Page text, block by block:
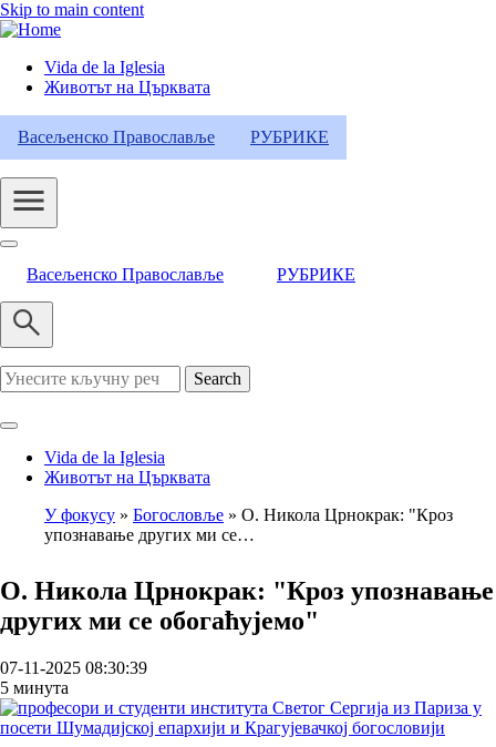
Skip to main content
Header
Category
Menu
Vida de la Iglesia
Животът на Църквата
Васељенско Православље РУБРИКЕ
Васељенско Православље РУБРИКЕ
Search
Vida de la Iglesia
Животът на Църквата
Breadcrumb
У фокусу Богословље
О. Никола Црнокрак: "Кроз
упознавање других ми се…
О. Никола Црнокрак: "Кроз упознавање
других ми се обогаћујемо"
07-11-2025 08:30:39
5 минута